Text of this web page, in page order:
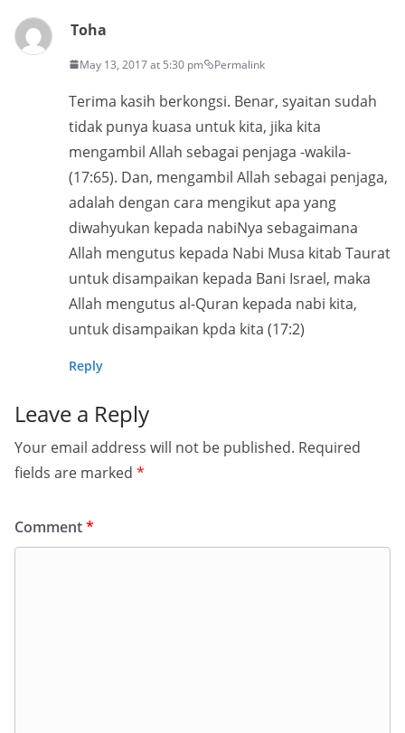
Toha
May 13, 2017 at 5:30 pm Permalink
Terima kasih berkongsi. Benar, syaitan sudah
tidak punya kuasa untuk kita, jika kita
mengambil Allah sebagai penjaga -wakila-
(17:65). Dan, mengambil Allah sebagai penjaga,
adalah dengan cara mengikut apa yang
diwahyukan kepada nabiNya sebagaimana
Allah mengutus kepada Nabi Musa kitab Taurat
untuk disampaikan kepada Bani Israel, maka
Allah mengutus al-Quran kepada nabi kita,
untuk disampaikan kpda kita (17:2)
Reply
Leave a Reply
Your email address will not be published. Required
fields are marked *
Comment*